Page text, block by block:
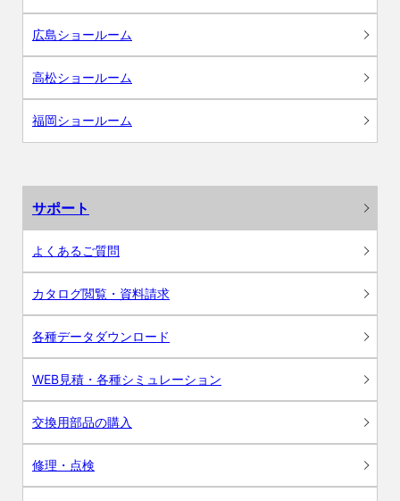
広島ショールーム
高松ショールーム
福岡ショールーム
サポート
よくあるご質問
カタログ閲覧・資料請求
各種データダウンロード
WEB見積・各種シミュレーション
交換用部品の購入
修理・点検